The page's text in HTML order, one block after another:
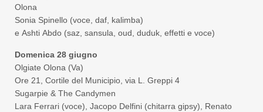
Olona
Sonia Spinello (voce, daf, kalimba)
e Ashti Abdo (saz, sansula, oud, duduk, effetti e voce)
Domenica 28 giugno
Olgiate Olona (Va)
Ore 21, Cortile del Municipio, via L. Greppi 4
Sugarpie & The Candymen
Lara Ferrari (voce), Jacopo Delfini (chitarra gipsy), Renato